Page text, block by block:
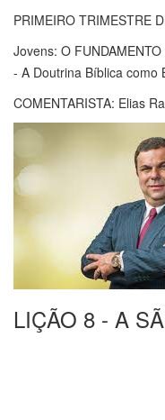
PRIMEIRO TRIMESTRE
Jovens: O
- A Doutrina Bíblica como
COMENTARISTA: Elias
LIÇÃO 8 - A